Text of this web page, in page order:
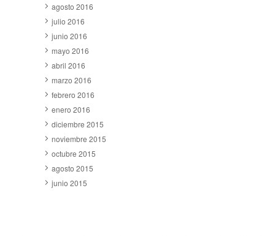
agosto 2016
julio 2016
junio 2016
mayo 2016
abril 2016
marzo 2016
febrero 2016
enero 2016
diciembre 2015
noviembre 2015
octubre 2015
agosto 2015
junio 2015